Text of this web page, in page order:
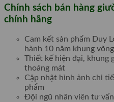
Chính sách bán hàng
chính hãng
Cam kết sản phẩm Duy
hành 10 năm khung võng
Thiết kế hiện đại, khung
thoáng mát
Cập nhật hình ảnh chi
phẩm
Đội ngũ nhân viên tư